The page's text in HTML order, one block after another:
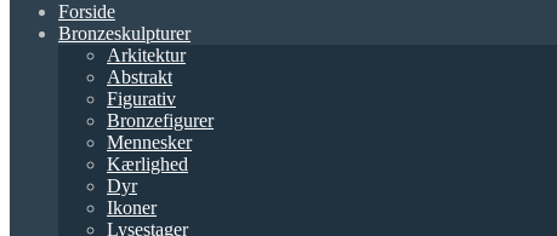
Forside
Bronzeskulpturer
Arkitektur
Abstrakt
Figurativ
Bronzefigurer
Mennesker
Kærlighed
Dyr
Ikoner
Lysestager